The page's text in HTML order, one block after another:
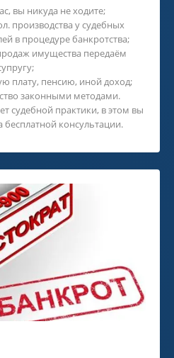
вы никуда не ходите;
производства у судебных
в процедуре банкротства;
имущества передаём
плату, пенсию, иной доход;
законными методами.
судебной практики, в этом вы
бесплатной консультации.